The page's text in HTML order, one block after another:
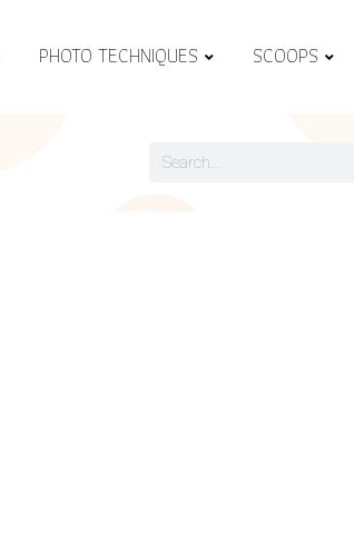
PHOTO TECHNIQUES SCOOPS